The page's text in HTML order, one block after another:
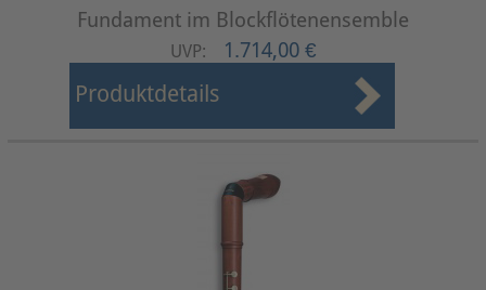
Fundament im Blockflötenensemble
UVP: 1.714,00 €
Produktdetails